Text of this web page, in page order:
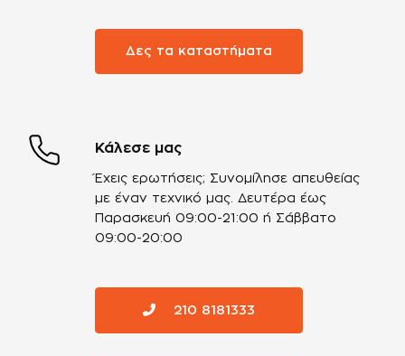
Δες τα καταστήματα
Κάλεσε μας
Έχεις ερωτήσεις; Συνομίλησε απευθείας
με έναν τεχνικό μας. Δευτέρα έως
Παρασκευή 09:00-21:00 ή Σάββατο
09:00-20:00
210 8181333